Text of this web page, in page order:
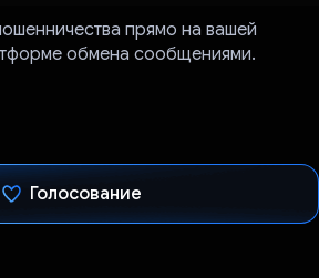
прямо на вашей
обмена сообщениями.
Голосование